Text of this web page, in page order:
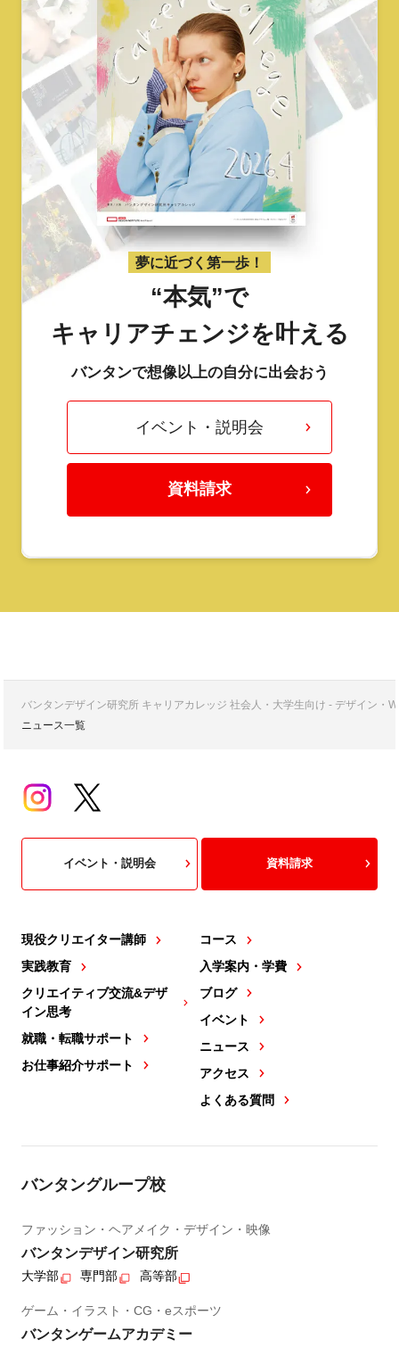
夢に近づく第一歩！
“本気”で
キャリアチェンジを叶える
バンタンで想像以上の自分に出会おう
イベント・説明会
資料請求
バンタンデザイン研究所 キャリアカレッジ 社会人・大学生向け - デザイン・
ニュース一覧
現役クリエイター講師
実践教育
クリエイティブ交流&デザ
イン思考
就職・転職サポート
お仕事紹介サポート
コース
入学案内・学費
ブログ
イベント
ニュース
アクセス
よくある質問
イベント・説明会 資料請求
バンタングループ校
ファッション・ヘアメイク・デザイン・映像
バンタンデザイン研究所
大学部 専門部 高等部
ゲーム・イラスト・CG・eスポーツ
バンタンゲームアカデミー